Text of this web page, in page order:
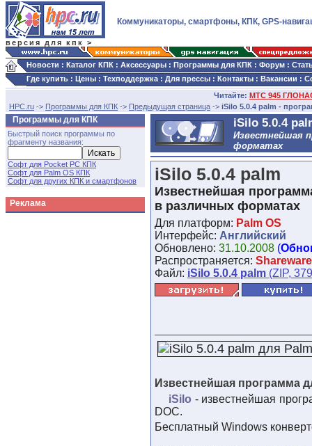
версия для кпк >
Коммуникаторы, смартфоны, КПК, GPS-
Новости : Каталог КПК : Аксессуары : Программы для КПК : Форум :
Где купить : Цены : Техподдержка : Для прессы : Контакты : Вакансии :
Читайте: МТС 945
HPC.ru -> Программы для КПК -> Предыдущая страница -> iSilo 5.0.4 palm -
Программы для КПК
Быстрый поиск программы по
фрагменту названия:
Софт для Pocket PC КПК
Софт для Palm OS КПК
Софт для других КПК и смартфонов
Реклама
iSilo 5.0.4
Известнейшая
форматах
iSilo 5.0.4 palm
Известнейшая
в различных форматах
Для платформ: Palm OS
Интерфейс: Английский
Обновлено: 31.10.2008 (
Распространяется: Shareware
Файл: iSilo 5.0.4 palm (ZIP,
Известнейшая программа
iSilo - известнейшая
DOC.
Бесплатный Windows